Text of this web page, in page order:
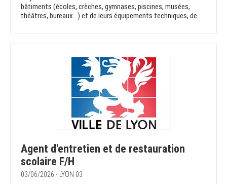
bâtiments (écoles, crèches, gymnases, piscines, musées,
théâtres, bureaux...) et de leurs équipements techniques, de...
Agent d'entretien et de restauration
scolaire F/H
03/06/2026 - LYON 03